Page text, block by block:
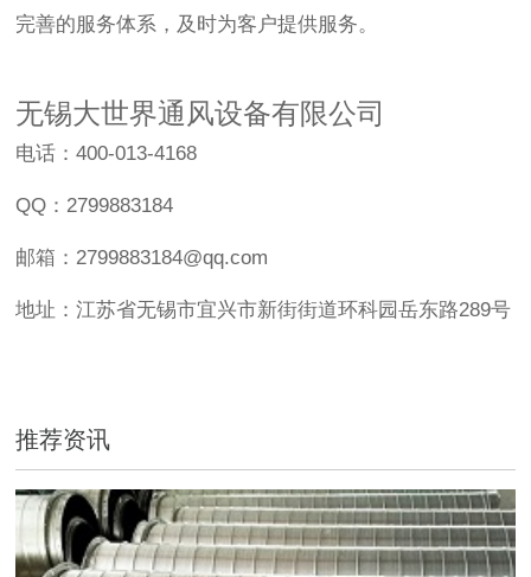
完善的服务体系，及时为客户提供服务。
无锡大世界通风设备有限公司
电话：400-013-4168
QQ：2799883184
邮箱：2799883184@qq.com
地址：江苏省无锡市宜兴市新街街道环科园岳东路289号
推荐资讯